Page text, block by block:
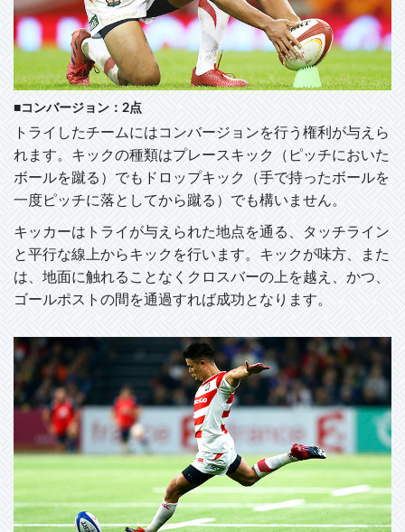
■コンバージョン：2点
トライしたチームにはコンバージョンを行う権利が与えら
れます。キックの種類はプレースキック（ピッチにおいた
ボールを蹴る）でもドロップキック（手で持ったボールを
一度ピッチに落としてから蹴る）でも構いません。
キッカーはトライが与えられた地点を通る、タッチライン
と平行な線上からキックを行います。キックが味方、また
は、地面に触れることなくクロスバーの上を越え、かつ、
ゴールポストの間を通過すれば成功となります。